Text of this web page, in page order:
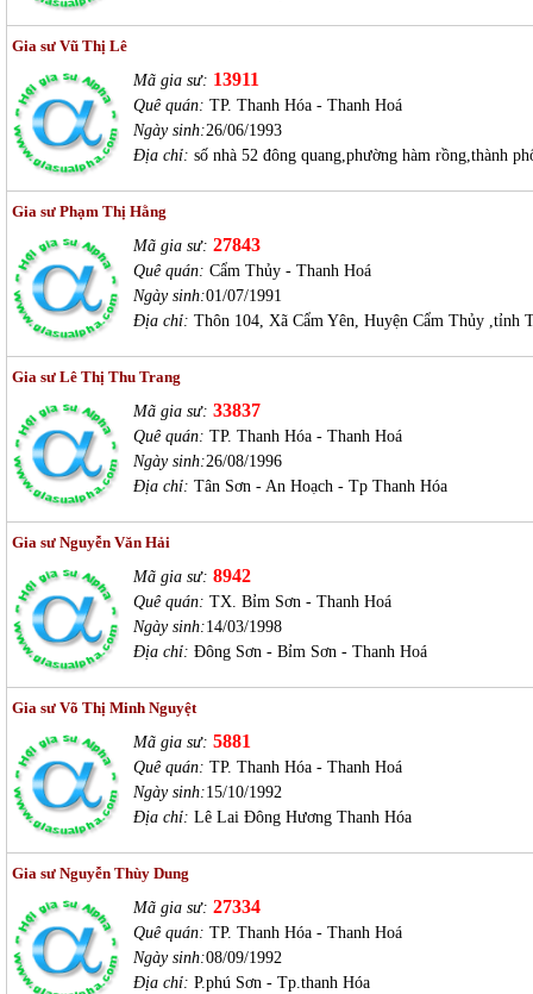
Gia sư Vũ Thị Lê
Mã gia sư: 13911
Quê quán: TP. Thanh Hóa - Thanh Hoá
Ngày sinh:26/06/1993
Địa chỉ: số nhà 52 đông quang,phường hàm rồng,thành
Gia sư Phạm Thị Hằng
Mã gia sư: 27843
Quê quán: Cẩm Thủy - Thanh Hoá
Ngày sinh:01/07/1991
Địa chỉ: Thôn 104, Xã Cẩm Yên, Huyện Cẩm Thủy ,tỉnh
Gia sư Lê Thị Thu Trang
Mã gia sư: 33837
Quê quán: TP. Thanh Hóa - Thanh Hoá
Ngày sinh:26/08/1996
Địa chỉ: Tân Sơn - An Hoạch - Tp Thanh Hóa
Gia sư Nguyễn Văn Hải
Mã gia sư: 8942
Quê quán: TX. Bỉm Sơn - Thanh Hoá
Ngày sinh:14/03/1998
Địa chỉ: Đông Sơn - Bỉm Sơn - Thanh Hoá
Gia sư Võ Thị Minh Nguyệt
Mã gia sư: 5881
Quê quán: TP. Thanh Hóa - Thanh Hoá
Ngày sinh:15/10/1992
Địa chỉ: Lê Lai Đông Hương Thanh Hóa
Gia sư Nguyễn Thùy Dung
Mã gia sư: 27334
Quê quán: TP. Thanh Hóa - Thanh Hoá
Ngày sinh:08/09/1992
Địa chỉ: P.phú Sơn - Tp.thanh Hóa